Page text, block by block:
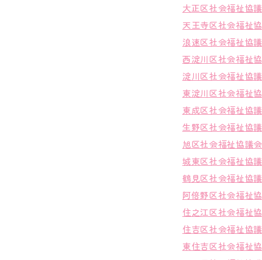
大正区社会福祉協
天王寺区社会福祉
浪速区社会福祉協
西淀川区社会福祉
淀川区社会福祉協
東淀川区社会福祉
東成区社会福祉協
生野区社会福祉協
旭区社会福祉協議会
城東区社会福祉協
鶴見区社会福祉協
阿倍野区社会福祉
住之江区社会福祉
住吉区社会福祉協
東住吉区社会福祉